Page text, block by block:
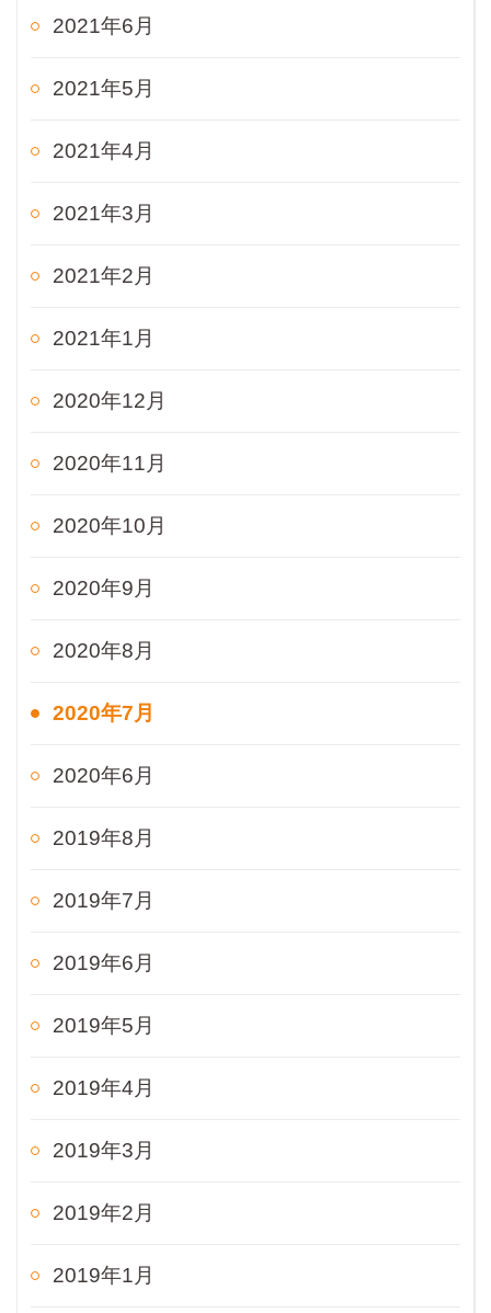
2021年6月
2021年5月
2021年4月
2021年3月
2021年2月
2021年1月
2020年12月
2020年11月
2020年10月
2020年9月
2020年8月
2020年7月
2020年6月
2019年8月
2019年7月
2019年6月
2019年5月
2019年4月
2019年3月
2019年2月
2019年1月